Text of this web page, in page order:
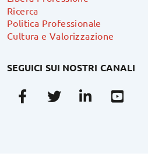
Ricerca
Politica Professionale
Cultura e Valorizzazione
SEGUICI SUI NOSTRI CANALI
FacebookTwitterLinkedin